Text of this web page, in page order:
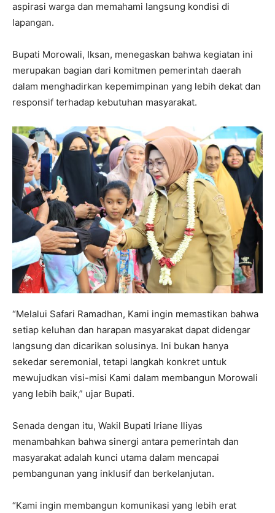
aspirasi warga dan memahami langsung kondisi di
lapangan.
Bupati Morowali, Iksan, menegaskan bahwa kegiatan ini
merupakan bagian dari komitmen pemerintah daerah
dalam menghadirkan kepemimpinan yang lebih dekat dan
responsif terhadap kebutuhan masyarakat.
“Melalui Safari Ramadhan, Kami ingin memastikan bahwa
setiap keluhan dan harapan masyarakat dapat didengar
langsung dan dicarikan solusinya. Ini bukan hanya
sekedar seremonial, tetapi langkah konkret untuk
mewujudkan visi-misi Kami dalam membangun Morowali
yang lebih baik,” ujar Bupati.
Senada dengan itu, Wakil Bupati Iriane Iliyas
menambahkan bahwa sinergi antara pemerintah dan
masyarakat adalah kunci utama dalam mencapai
pembangunan yang inklusif dan berkelanjutan.
“Kami ingin membangun komunikasi yang lebih erat